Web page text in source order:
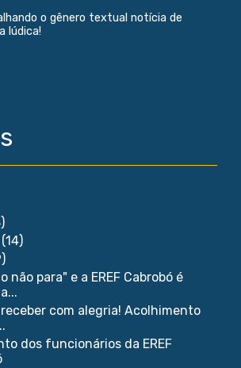
o gênero textual notícia de
lúdica!
(14)
não para" e a EREF Cabrobó é
com alegria! Acolhimento
dos funcionários da EREF